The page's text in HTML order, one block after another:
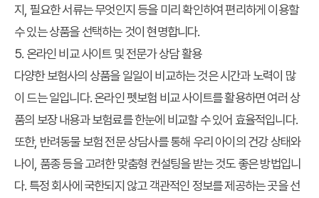
지, 필요한 서류는 무엇인지 등을 미리 확인하여 편리하게 이용할
수 있는 상품을 선택하는 것이 현명합니다.
5. 온라인 비교 사이트 및 전문가 상담 활용
다양한 보험사의 상품을 일일이 비교하는 것은 시간과 노력이 많
이 드는 일입니다. 온라인 펫보험 비교 사이트를 활용하면 여러 상
품의 보장 내용과 보험료를 한눈에 비교할 수 있어 효율적입니다.
또한, 반려동물 보험 전문 상담사를 통해 우리 아이의 건강 상태와
나이, 품종 등을 고려한 맞춤형 컨설팅을 받는 것도 좋은 방법입니
다. 특정 회사에 국한되지 않고 객관적인 정보를 제공하는 곳을 선